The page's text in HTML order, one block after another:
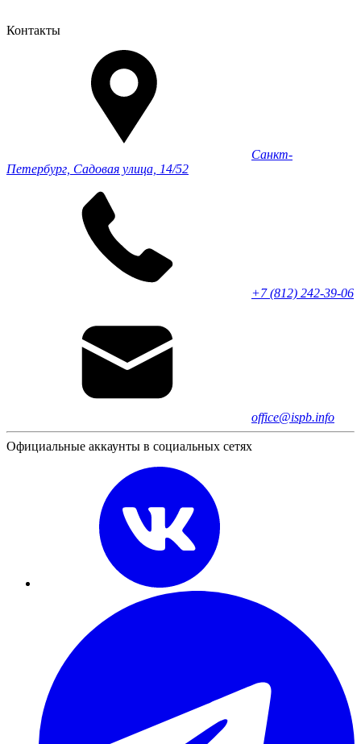
Контакты
Санкт-
Петербург, Садовая улица, 14/52
+7 (812) 242-39-06
office@ispb.info
Официальные аккаунты в социальных сетях